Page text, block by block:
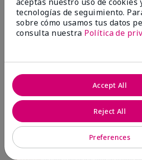
OPINIONES
tecnologías de seguimiento.
sobre cómo usamos tus datos
consulta nuestra Política de
Preferences
Reject All
Accept All